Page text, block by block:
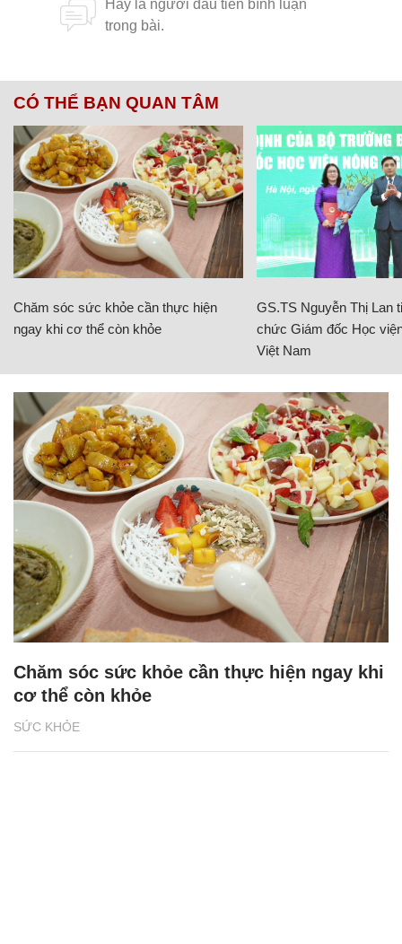
CÓ THỂ BẠN QUAN TÂM
Chăm sóc sức khỏe cần thực hiện
ngay khi cơ thể còn khỏe
GS.TS Nguyễn Thị Lan
chức Giám đốc Học
Việt Nam
SỨC KHỎE
Chăm sóc sức khỏe cần thực hiện ngay khi
cơ thể còn khỏe